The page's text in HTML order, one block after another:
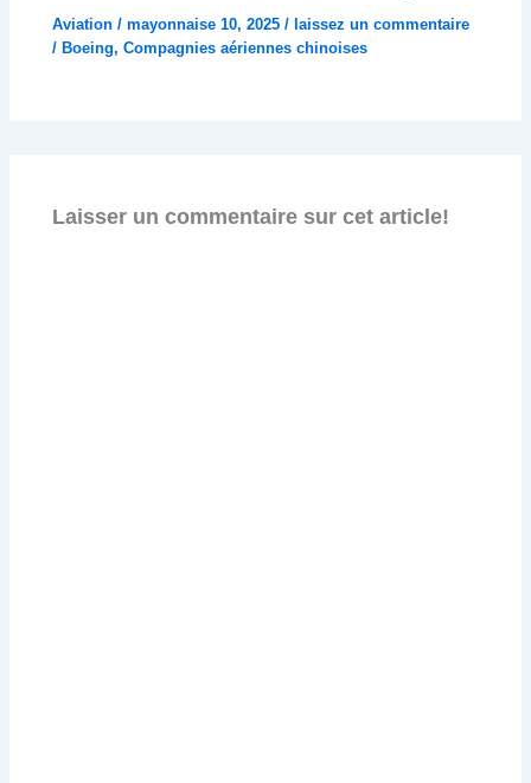
Aviation /mayonnaise 10, 2025/ laissez un commentaire
/ Boeing,Compagnies aériennes chinoises
Laisser un commentaire sur cet article!